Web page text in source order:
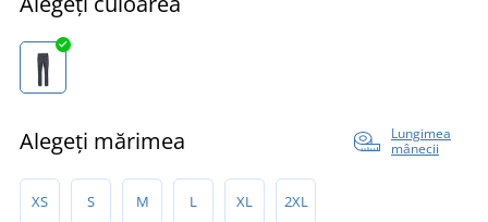
Alegeți mărimea
Lungimea
mânecii
XS S M L XL 2XL